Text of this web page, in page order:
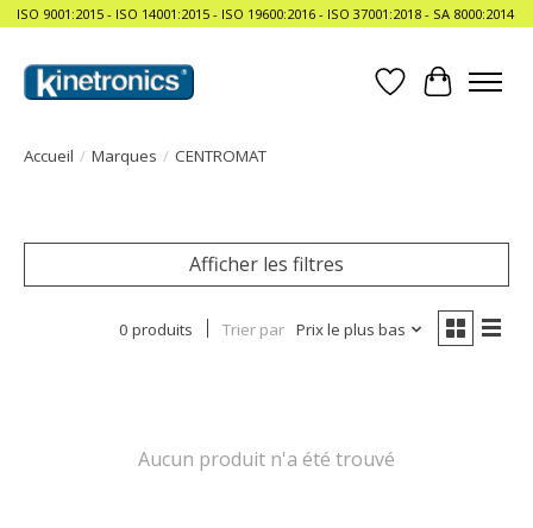
ISO 9001:2015 - ISO 14001:2015 - ISO 19600:2016 - ISO 37001:2018 - SA 8000:2014
Liste dePanier
Accueil / Marques / CENTROMAT
Afficher les filtres
0 produits Trier par Prix le plus bas
Aucun produit n'a été trouvé